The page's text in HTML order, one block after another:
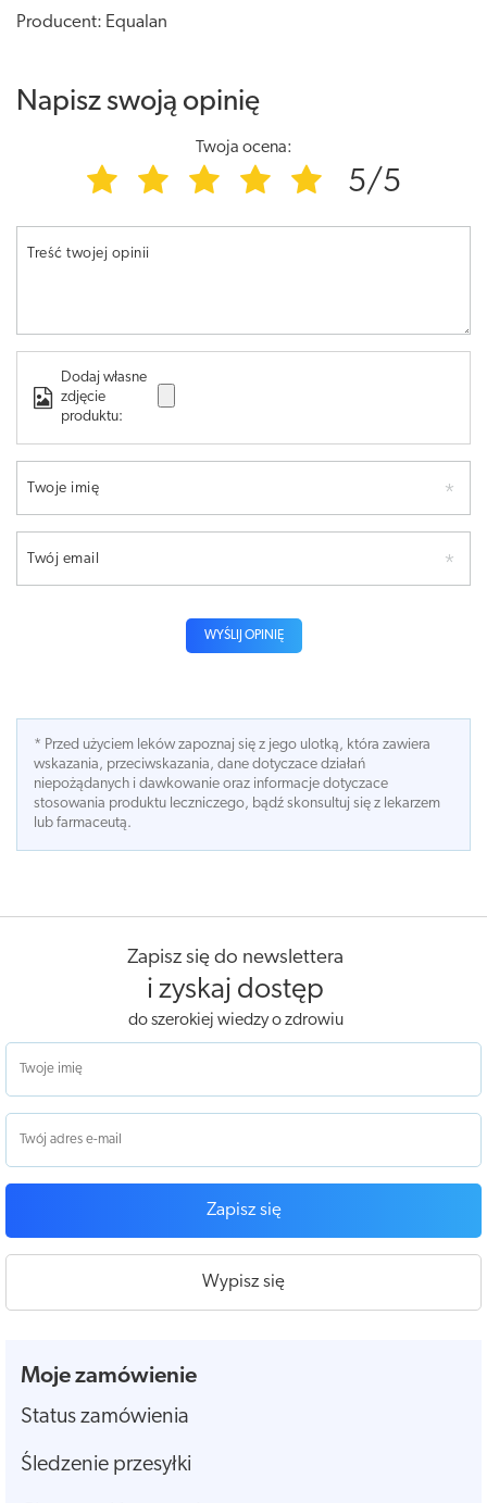
Producent: Equalan
Napisz swoją opinię
Twoja ocena:
5/5
Treść twojej opinii
Dodaj własne
zdjęcie
produktu:
Twoje imię
Twój email
WYŚLIJ OPINIĘ
* Przed użyciem leków zapoznaj się z jego ulotką, która zawiera
wskazania, przeciwskazania, dane dotyczace działań
niepożądanych i dawkowanie oraz informacje dotyczace
stosowania produktu leczniczego, bądź skonsultuj się z lekarzem
lub farmaceutą.
Zapisz się do newslettera
i zyskaj dostęp
do szerokiej wiedzy o zdrowiu
Zapisz się
Wypisz się
Moje zamówienie
Status zamówienia
Śledzenie przesyłki